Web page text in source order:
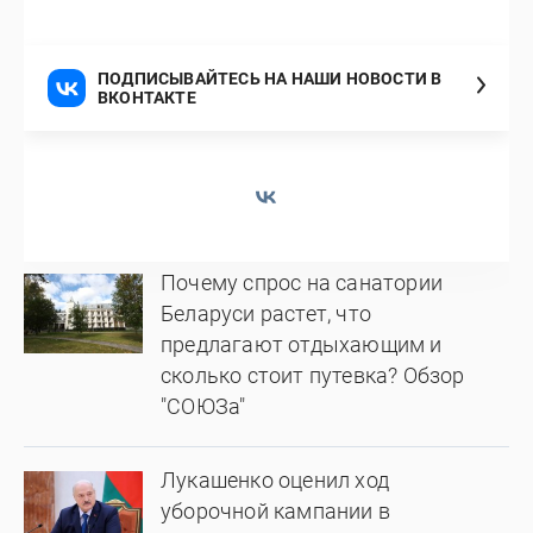
ПОДПИСЫВАЙТЕСЬ НА НАШИ НОВОСТИ В
ВКОНТАКТЕ
Почему спрос на санатории
Беларуси растет, что
предлагают отдыхающим и
сколько стоит путевка? Обзор
"СОЮЗа"
Лукашенко оценил ход
уборочной кампании в